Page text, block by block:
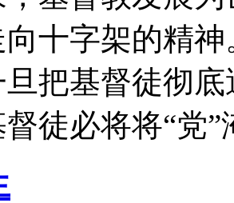
十字架的精
把基督徒彻
徒必将将“党”